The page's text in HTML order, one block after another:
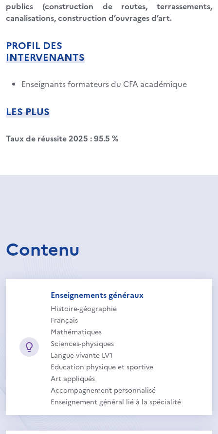
publics (construction de routes, terrassements,
canalisations, construction d’ouvrages d’art.
PROFIL DES
INTERVENANTS
Enseignants formateurs du CFA académique
LES PLUS
Taux de réussite 2025 : 95.5 %
Contenu
Enseignements généraux
Histoire-géographie
Français
Mathématiques
Sciences-physiques
Langue vivante LV1
Education physique et sportive
Art appliqués
Accompagnement personnalisé
Enseignement général lié à la spécialité